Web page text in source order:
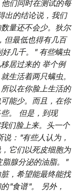
们同时在测试的每
出的结论说，我们
量还不会少。狄尔
但最低也得有几百
好几千。" 有些螨虫
居过来的 举个例
生活着两只螨虫。
以在你脸上生活的
能少。而且，在你
。 但是，到现
们脸上来。头一个
："有些人认为，
它们以死皮细胞为
腺分泌的油脂。"
，希望能最终能找
"食谱"。 另外，